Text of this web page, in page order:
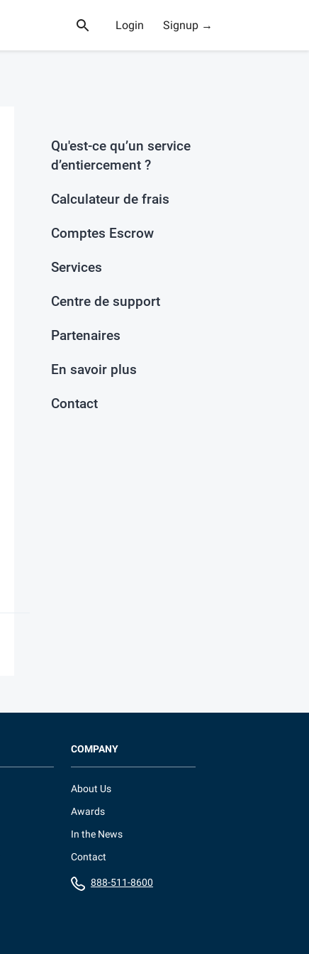
Login Signup →
Qu'est-ce qu’un service
d’entiercement ?
Calculateur de frais
Comptes Escrow
Services
Centre de support
Partenaires
En savoir plus
Contact
COMPANY
About Us
Awards
In the News
Contact
888-511-8600